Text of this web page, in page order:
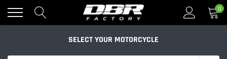
directly
to
0
SELECT YOUR MOTORCYCLE